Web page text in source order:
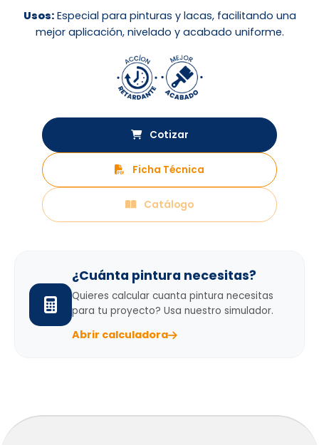
Usos:Especial para pinturas y lacas, facilitando una
mejor aplicación, nivelado y acabado uniforme.
Cotizar
Ficha Técnica
Catálogo
¿Cuánta pintura necesitas?
Quieres calcular cuanta pintura necesitas
para tu proyecto? Usa nuestro simulador.
Abrir calculadora